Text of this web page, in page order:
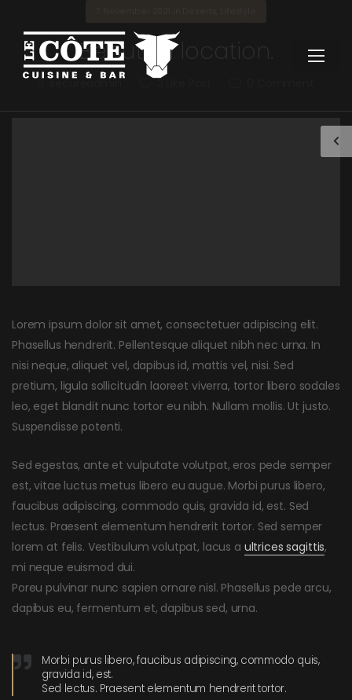
Beautiful location.
secureadmin 2
Lorem ipsum dolor sit amet, consectetuer adipiscing elit.
Phasellus hendrerit. Pellentesque aliquet nibh nec urna. In
nisi neque, aliquet vel, dapibus id, mattis vel, nisi. Sed
pretium, ligula sollicitudin laoreet viverra, tortor libero sodales
leo, eget blandit nunc tortor eu nibh. Nullam mollis. Ut justo.
Suspendisse potenti.
Sed egestas, ante et vulputate volutpat, eros pede semper
est, vitae luctus metus libero eu augue. Morbi purus libero,
faucibus adipiscing, commodo quis, gravida id, est. Sed
lectus. Praesent elementum hendrerit tortor. Sed semper
lorem at felis. Vestibulum volutpat, lacus a ultrices sagittis,
mi neque euismod dui.
Poreu pulvinar nunc sapien ornare nisl. Phasellus pede arcu,
dapibus eu, fermentum et, dapibus sed, urna.
Morbi purus libero, faucibus adipiscing, commodo quis,
gravida id, est.
Sed lectus. Praesent elementum hendrerit tortor.